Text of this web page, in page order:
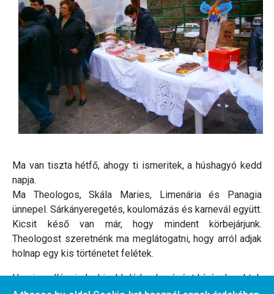
Ma van tiszta hétfő, ahogy ti ismeritek, a húshagyó kedd
napja.
Ma Theologos, Skála Maries, Limenária és Panagia
ünnepel. Sárkányeregetés, koulomázás és karnevál együtt.
Kicsit késő van már, hogy mindent körbejárjunk.
Theologost szeretnénk ma meglátogatni, hogy arról adjak
holnap egy kis történetet felétek.
Hronia pollá mindenkinek! Jó koulumázást kívánok nektek